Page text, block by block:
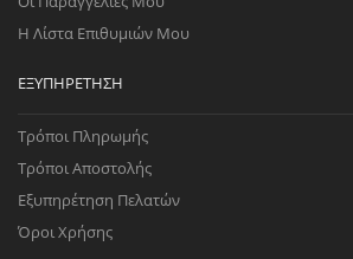
Η Λίστα Επιθυμιών Μου
ΕΞΥΠΗΡΈΤΗΣΗ
Τρόποι Πληρωμής
Τρόποι Αποστολής
Εξυπηρέτηση Πελατών
Όροι Χρήσης